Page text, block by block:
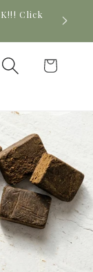
Cart